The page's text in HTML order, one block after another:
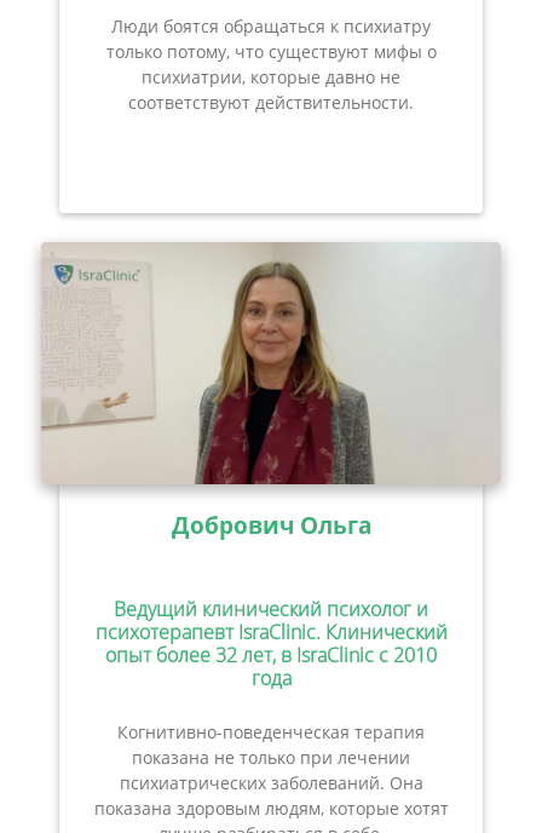
Люди боятся обращаться к психиатру
только потому, что существуют мифы о
психиатрии, которые давно не
соответствуют действительности.
Добрович Ольга
Ведущий клинический психолог и
психотерапевт IsraClinic. Клинический
опыт более 32 лет, в IsraClinic с 2010
года
Когнитивно-поведенческая терапия
показана не только при лечении
психиатрических заболеваний. Она
показана здоровым людям, которые хотят